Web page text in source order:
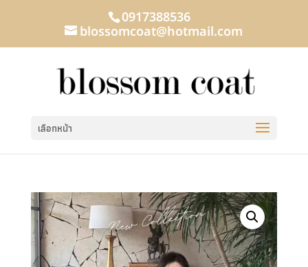
0917388536
blossomcoat@hotmail.com
เลือกหน้า